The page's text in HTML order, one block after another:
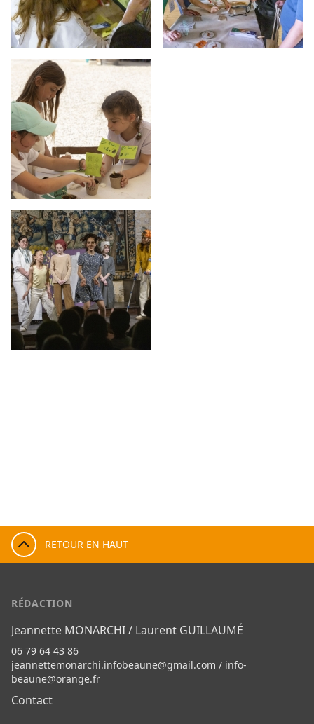
RETOUR EN HAUT
RÉDACTION
Jeannette MONARCHI / Laurent GUILLAUMÉ
06 79 64 43 86
jeannettemonarchi.infobeaune@gmail.com / info-
beaune@orange.fr
Contact